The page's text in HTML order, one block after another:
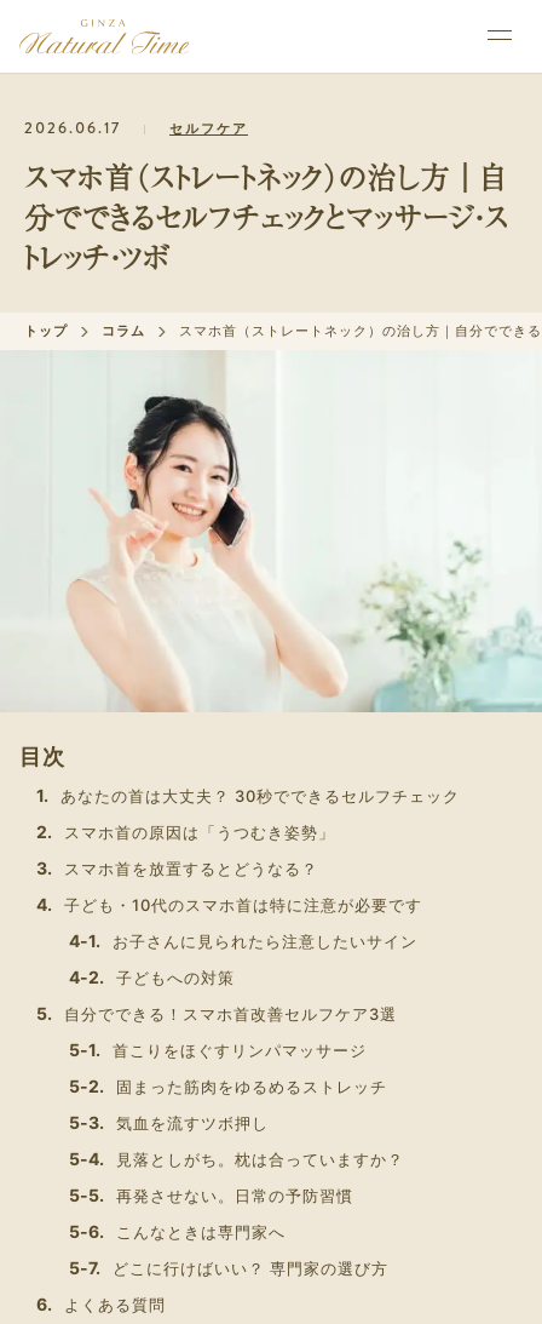
2026.06.17 セルフケア
スマホ首（ストレートネック）の治し方｜自
分でできるセルフチェックとマッサージ・ス
トレッチ・ツボ
トップ コラム スマホ首（ストレートネック）の治し方｜自分ででき
目次
あなたの首は大丈夫？ 30秒でできるセルフチェック
スマホ首の原因は「うつむき姿勢」
スマホ首を放置するとどうなる？
子ども・10代のスマホ首は特に注意が必要です
お子さんに見られたら注意したいサイン
子どもへの対策
自分でできる！スマホ首改善セルフケア3選
首こりをほぐすリンパマッサージ
固まった筋肉をゆるめるストレッチ
気血を流すツボ押し
見落としがち。枕は合っていますか？
再発させない。日常の予防習慣
こんなときは専門家へ
どこに行けばいい？ 専門家の選び方
よくある質問